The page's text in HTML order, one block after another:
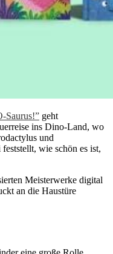
Saurus!” geht
ins Dino-Land, wo
und
wie schön es ist,
Meisterwerke digital
an die Haustüre